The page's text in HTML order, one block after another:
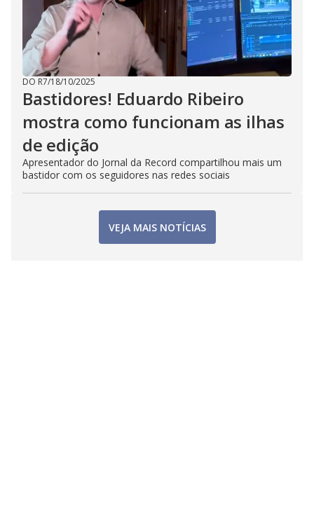
DO R7/18/10/2025
Bastidores! Eduardo Ribeiro
mostra como funcionam as ilhas
de edição
Apresentador do Jornal da Record compartilhou mais um
bastidor com os seguidores nas redes sociais
VEJA MAIS NOTÍCIAS